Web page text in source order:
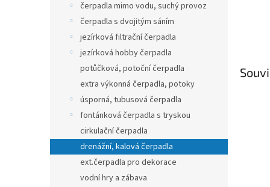
čerpadla mimo vodu, suchý provoz
čerpadla s dvojitým sáním
jezírková filtrační čerpadla
jezírková hobby čerpadla
potůčková, potoční čerpadla
extra výkonná čerpadla, potoky
úsporná, tubusová čerpadla
fontánková čerpadla s tryskou
cirkulační čerpadla
drenážní, kalová čerpadla
ext.čerpadla pro dekorace
vodní hry a zábava